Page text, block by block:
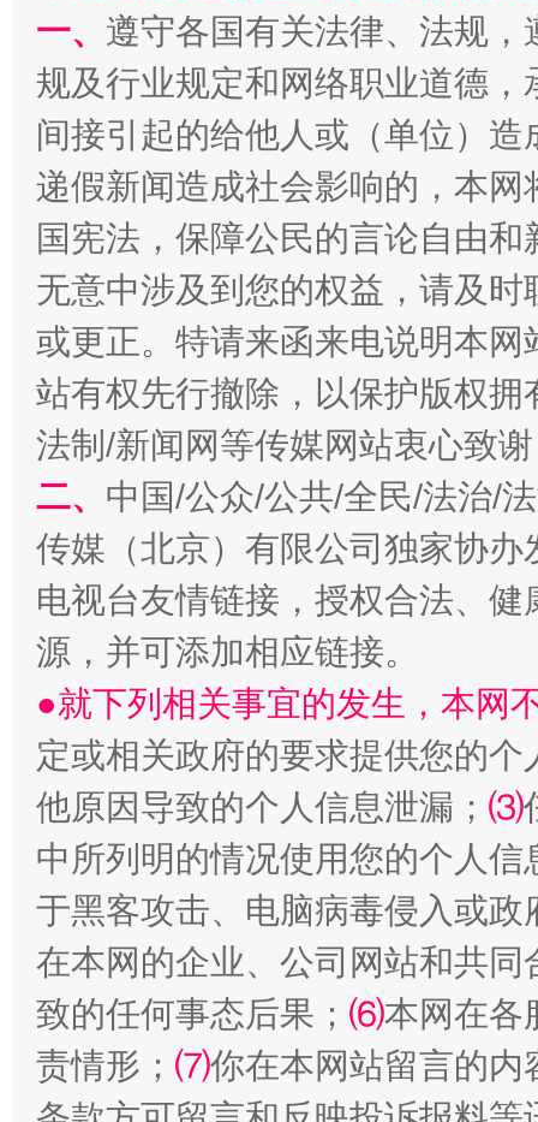
东山县通报“牛蛙产品抗生素超标问题”
千年窑火 生生不息 一
受贿1.44亿！段成刚被判无期 从幼
一、 遵守各国有关法律、法规
规及行业规定和网络职业道德
间接引起的给他人或（单位）
递假新闻造成社会影响的，本
国宪法，保障公民的言论自由
无意中涉及到您的权益，请及
或更正。特请来函来电说明本
站有权先行撤除，以保护版权
法制/新闻网等传媒网站衷心致
二、 中国/公众/公共/全民/法治/
传媒（北京）有限公司独家协
电视台友情链接，授权合法、
源，并可添加相应链接。
●就下列相关事宜的发生，本网
定或相关政府的要求提供您的个
他原因导致的个人信息泄漏； ⑶
中所列明的情况使用您的个人
于黑客攻击、电脑病毒侵入或
在本网的企业、公司网站和共
致的任何事态后果； ⑹本网在各
责情形； ⑺你在本网站留言的内